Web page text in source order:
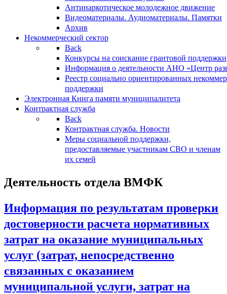
Антинаркотическое молодежное движение
Видеоматериалы. Аудиоматериалы. Памятки
Архив
Некоммерческий сектор
Back
Конкурсы на соискание грантовой поддержки
Информация о деятельности АНО «Центр
Реестр социально ориентированных
поддержки
Электронная Книга памяти муниципалитета
Контрактная служба
Back
Контрактная служба. Новости
Меры социальной поддержки,
предоставляемые участникам СВО и членам
их семей
Деятельность отдела ВМФК
Информация по результатам проверки
достоверности расчета нормативных
затрат на оказание муниципальных
услуг (затрат, непосредственно
связанных с оказанием
муниципальной услуги, затрат на